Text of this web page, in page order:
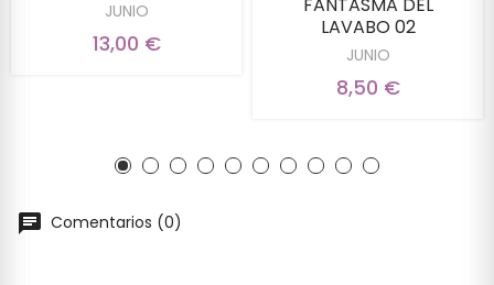
JUNIO
13,00 €
LAVABO 02
JUNIO
8,50 €
Comentarios (0)